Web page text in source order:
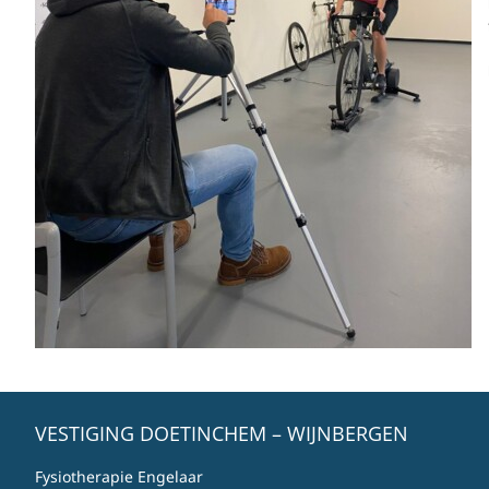
VESTIGING DOETINCHEM – WIJNBERGEN
Fysiotherapie Engelaar